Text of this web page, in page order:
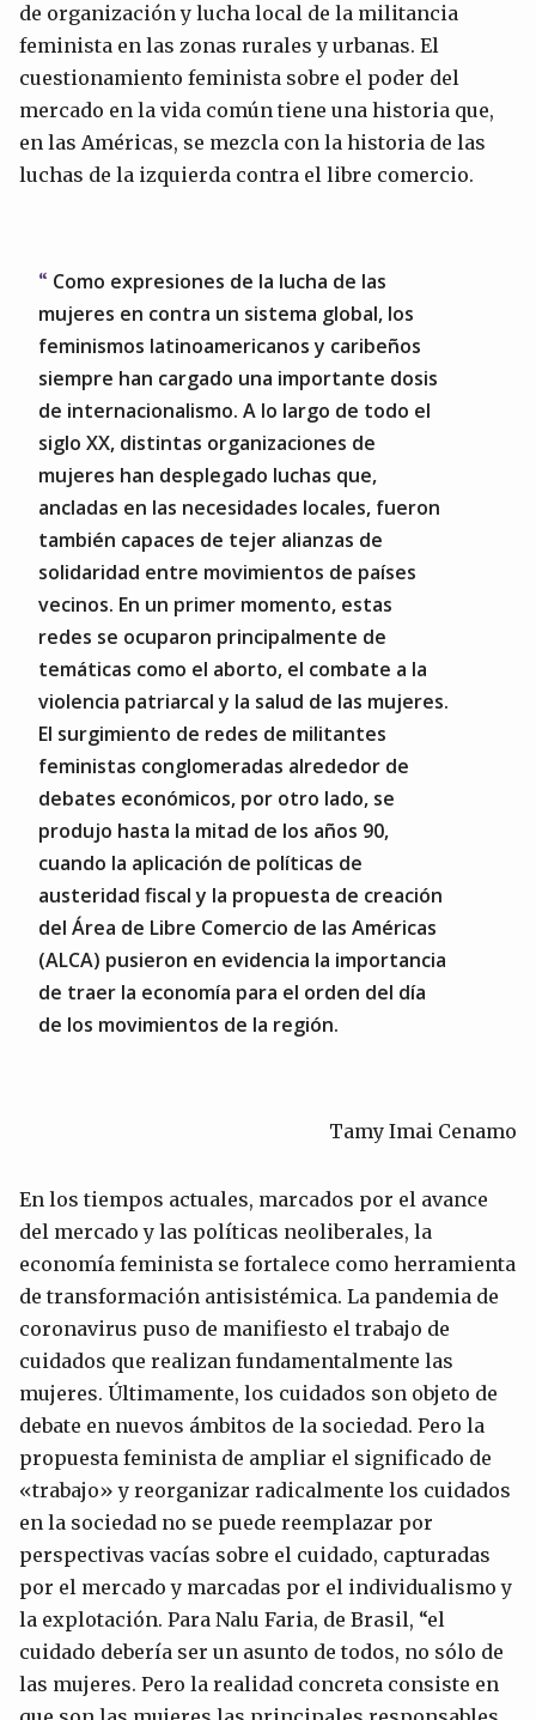
de organización y lucha local de la militancia
feminista en las zonas rurales y urbanas. El
cuestionamiento feminista sobre el poder del
mercado en la vida común tiene una historia que,
en las Américas, se mezcla con la historia de las
luchas de la izquierda contra el libre comercio.
Como expresiones de la lucha de las
mujeres en contra un sistema global, los
feminismos latinoamericanos y caribeños
siempre han cargado una importante dosis
de internacionalismo. A lo largo de todo el
siglo XX, distintas organizaciones de
mujeres han desplegado luchas que,
ancladas en las necesidades locales, fueron
también capaces de tejer alianzas de
solidaridad entre movimientos de países
vecinos. En un primer momento, estas
redes se ocuparon principalmente de
temáticas como el aborto, el combate a la
violencia patriarcal y la salud de las mujeres.
El surgimiento de redes de militantes
feministas conglomeradas alrededor de
debates económicos, por otro lado, se
produjo hasta la mitad de los años 90,
cuando la aplicación de políticas de
austeridad fiscal y la propuesta de creación
del Área de Libre Comercio de las Américas
(ALCA) pusieron en evidencia la importancia
de traer la economía para el orden del día
de los movimientos de la región.
Tamy Imai Cenamo
En los tiempos actuales, marcados por el avance
del mercado y las políticas neoliberales, la
economía feminista se fortalece como herramienta
de transformación antisistémica. La pandemia de
coronavirus puso de manifiesto el trabajo de
cuidados que realizan fundamentalmente las
mujeres. Últimamente, los cuidados son objeto de
debate en nuevos ámbitos de la sociedad. Pero la
propuesta feminista de ampliar el significado de
«trabajo» y reorganizar radicalmente los cuidados
en la sociedad no se puede reemplazar por
perspectivas vacías sobre el cuidado, capturadas
por el mercado y marcadas por el individualismo y
la explotación. Para Nalu Faria, de Brasil, “el
cuidado debería ser un asunto de todos, no sólo de
las mujeres. Pero la realidad concreta consiste en